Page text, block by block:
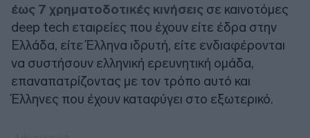
έως 7 χρηματοδοτικές κινήσεις σε καινοτόμες
deep tech εταιρείες που έχουν είτε έδρα στην
Ελλάδα, είτε Έλληνα ιδρυτή, είτε ενδιαφέρονται
να συστήσουν ελληνική ερευνητική ομάδα,
επαναπατρίζοντας με τον τρόπο αυτό και
Έλληνες που έχουν καταφύγει στο εξωτερικό.